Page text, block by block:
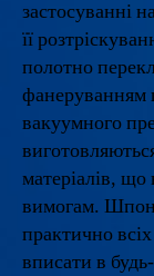
застосуванні
її
полотно
фанеруванням
вакуумного
матеріалів, що
вимогам.
практично
вписати в